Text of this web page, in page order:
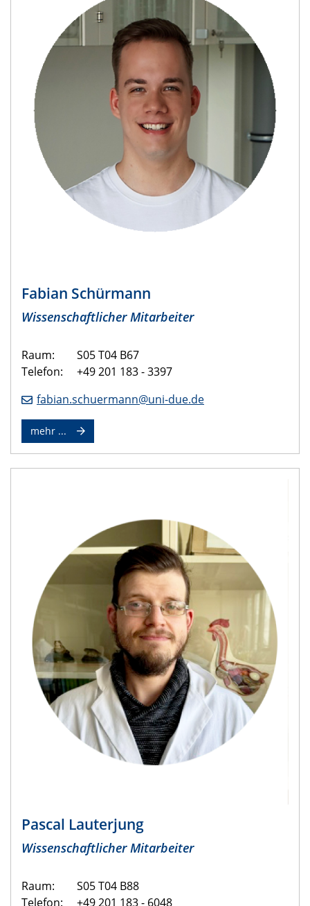
Fabian Schürmann
Wissenschaftlicher Mitarbeiter
Raum: S05 T04 B67
Telefon: +49 201 183 - 3397
fabian.schuermann@uni-due.de
mehr ...
Pascal Lauterjung
Wissenschaftlicher Mitarbeiter
Raum: S05 T04 B88
Telefon: +49 201 183 - 6048